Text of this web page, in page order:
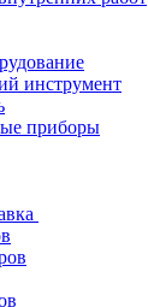
инструмент
приборы